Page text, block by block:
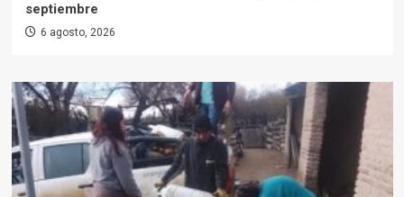
septiembre
6 agosto, 2026